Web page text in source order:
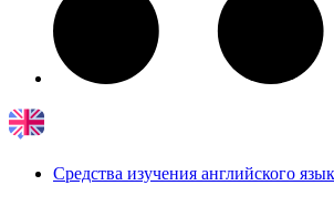
Средства изучения английского